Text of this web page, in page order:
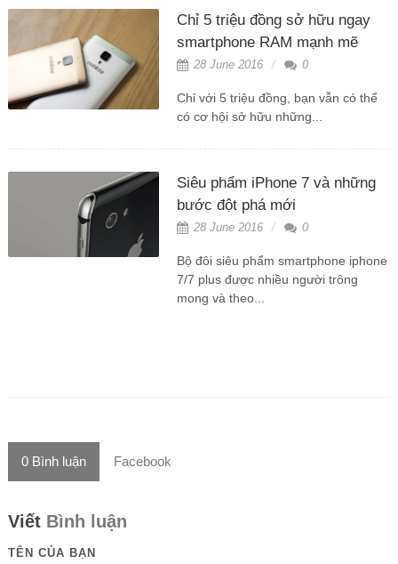
Chỉ 5 triệu đồng sở hữu ngay
smartphone RAM mạnh mẽ
28 June 2016 0
Chỉ với 5 triệu đồng, bạn vẫn có thể
có cơ hội sở hữu những...
Siêu phẩm iPhone 7 và những
bước đột phá mới
28 June 2016 0
Bộ đôi siêu phẩm smartphone iphone
7/7 plus được nhiều người trông
mong và theo...
0Bình luận Facebook
Viết Bình luận
TÊN CỦA BẠN